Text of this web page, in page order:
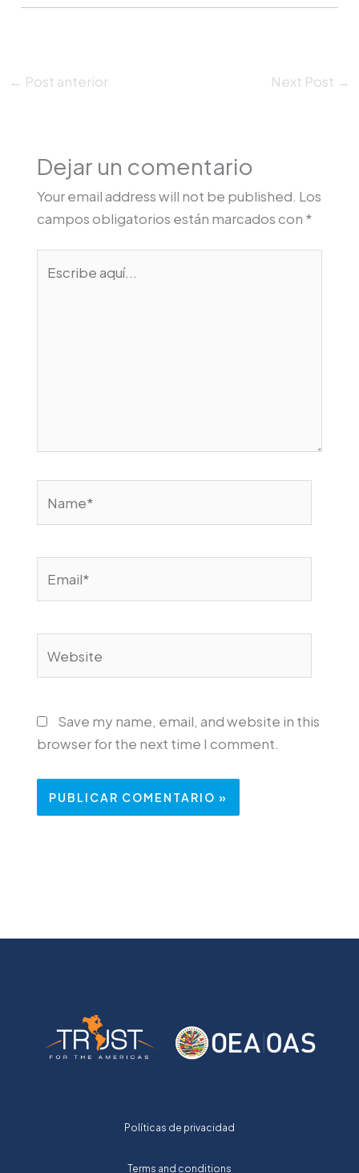
← Post anterior Next Post →
Dejar un comentario
Your email address will not be published. Los
campos obligatorios están marcados con *
aquí...
Save my name, email, and website in this
browser for the next time I comment.
Políticas de privacidad
Terms and conditions